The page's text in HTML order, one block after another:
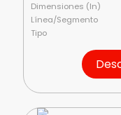
Dimensiones (In)
Línea/Segmento
Tipo